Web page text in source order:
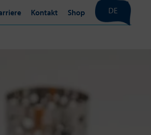
Kontakt Shop DE